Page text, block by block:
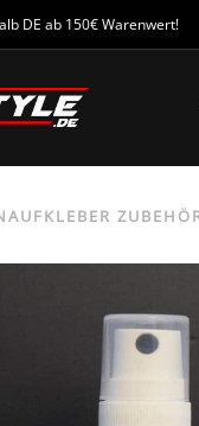
DE ab 150€ Warenwert!